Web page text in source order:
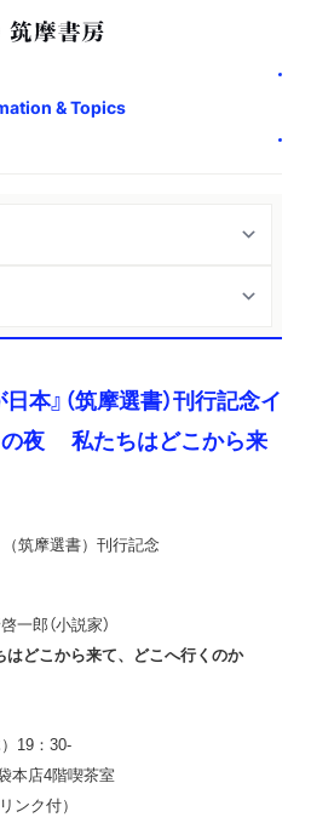
& Topics
本』（筑摩選書）刊行記念イ
の夜 私たちはどこから来
（筑摩選書）刊行記念
一郎（小説家）
はどこから来て、どこへ行くのか
19：30-
本店4階喫茶室
ンク付）